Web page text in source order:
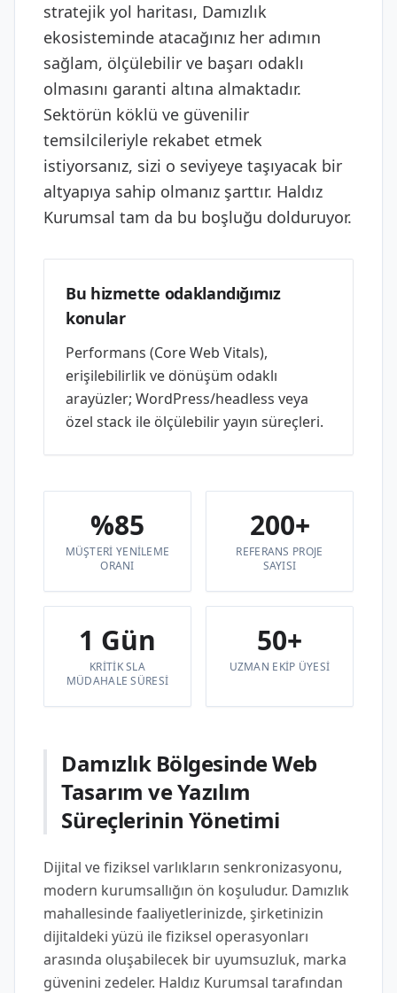
stratejik yol haritası, Damızlık
ekosisteminde atacağınız her adımın
sağlam, ölçülebilir ve başarı odaklı
olmasını garanti altına almaktadır.
Sektörün köklü ve güvenilir
temsilcileriyle rekabet etmek
istiyorsanız, sizi o seviyeye taşıyacak bir
altyapıya sahip olmanız şarttır. Haldız
Kurumsal tam da bu boşluğu dolduruyor.
Bu hizmette odaklandığımız
konular
Performans (Core Web Vitals),
erişilebilirlik ve dönüşüm odaklı
arayüzler; WordPress/headless veya
özel stack ile ölçülebilir yayın süreçleri.
%85
MÜŞTERI YENILEME
ORANI
200+
REFERANS PROJE
SAYISI
1 Gün
KRITIK SLA
MÜDAHALE SÜRESI
50+
UZMAN EKIP ÜYESI
Damızlık Bölgesinde Web
Tasarım ve Yazılım
Süreçlerinin Yönetimi
Dijital ve fiziksel varlıkların senkronizasyonu,
modern kurumsallığın ön koşuludur. Damızlık
mahallesinde faaliyetlerinizde, şirketinizin
dijitaldeki yüzü ile fiziksel operasyonları
arasında oluşabilecek bir uyumsuzluk, marka
güvenini zedeler. Haldız Kurumsal tarafından